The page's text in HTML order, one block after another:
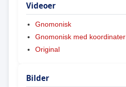
Videoer
Gnomonisk
Gnomonisk med koordinater
Original
Bilder